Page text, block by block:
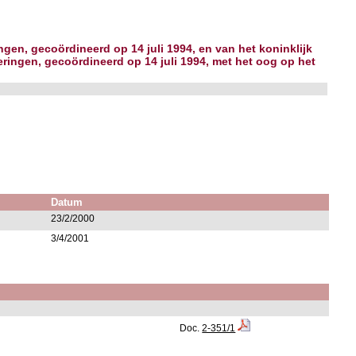
gecoördineerd op 14 juli 1994, en van het koninklijk
gecoördineerd op 14 juli 1994, met het oog op het
Datum
23/2/2000
3/4/2001
Doc.2-351/1